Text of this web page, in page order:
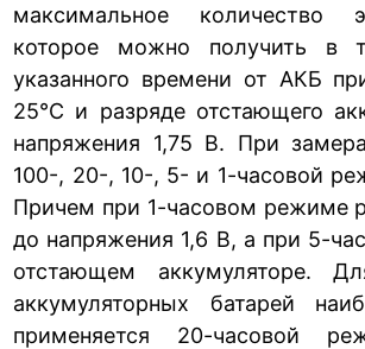
максимальное количество
которое можно получить в
указанного времени от АКБ
25°С и разряде отстающего
напряжения 1,75 В. При
100-, 20-, 10-, 5- и 1-часовой
Причем при 1-часовом режиме
до напряжения 1,6 В, а при 5-
отстающем аккумуляторе.
аккумуляторных батарей
применяется 20-часовой